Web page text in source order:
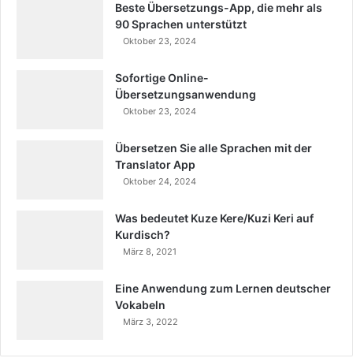
Beste Übersetzungs-App, die mehr als
90 Sprachen unterstützt
Oktober 23, 2024
Sofortige Online-
Übersetzungsanwendung
Oktober 23, 2024
Übersetzen Sie alle Sprachen mit der
Translator App
Oktober 24, 2024
Was bedeutet Kuze Kere/Kuzi Keri auf
Kurdisch?
März 8, 2021
Eine Anwendung zum Lernen deutscher
Vokabeln
März 3, 2022